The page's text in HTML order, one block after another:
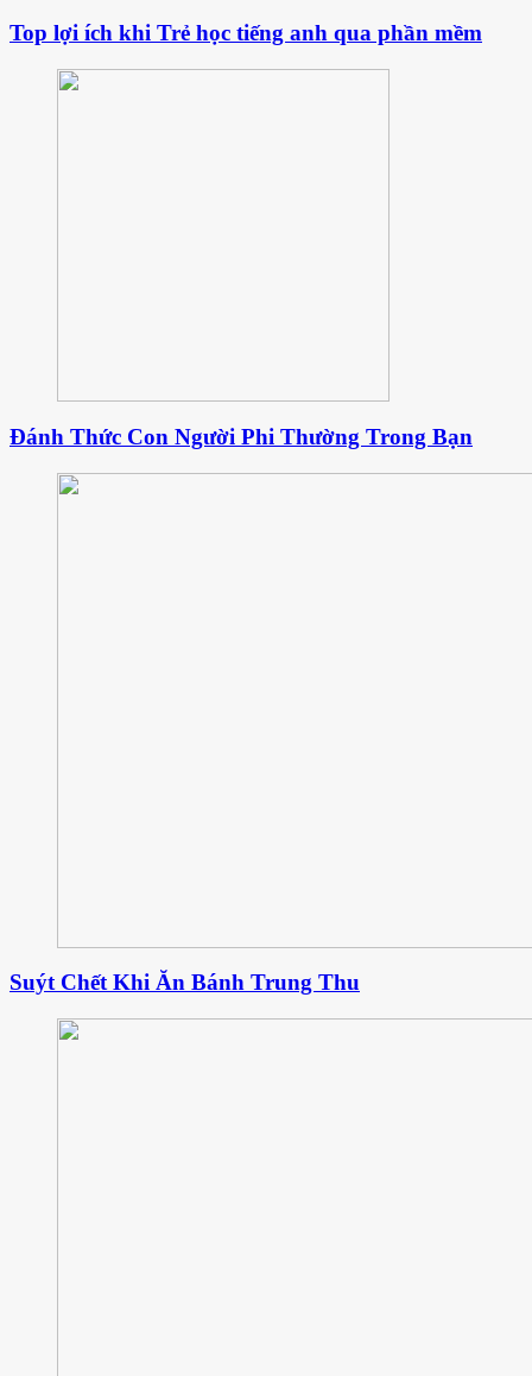
Top lợi ích khi Trẻ học tiếng anh qua phần mềm
Đánh Thức Con Người Phi Thường Trong Bạn
Suýt Chết Khi Ăn Bánh Trung Thu